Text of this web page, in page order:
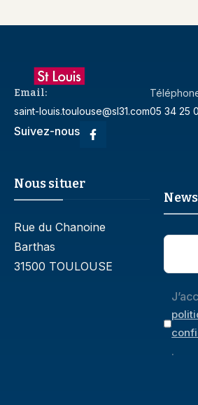
Email:
saint-louis.toulouse@sl31.com05 34 25
Suivez-nous
Nous situer
Rue du Chanoine
Barthas
31500 TOULOUSE
.